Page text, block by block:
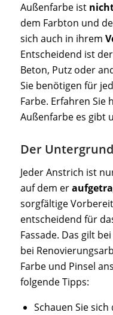
Außenfarbe ist
dem Farbton und
sich auch in ihrem
Entscheidend ist
Beton, Putz oder
Sie benötigen für
Farbe. Erfahren Sie
Außenfarbe es gibt
Der Untergrund
Jeder Anstrich ist
auf dem er
sorgfältige
entscheidend für
Fassade. Das gilt
bei
Farbe und Pinsel
folgende Tipps:
Schauen Sie sich